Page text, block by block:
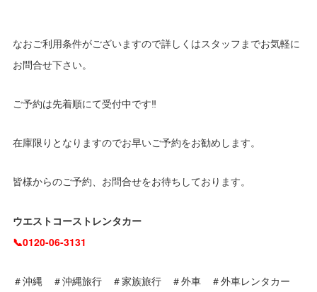
なおご利用条件がございますので詳しくはスタッフまでお気軽に
お問合せ下さい。
ご予約は先着順にて受付中です‼
在庫限りとなりますのでお早いご予約をお勧めします。
皆様からのご予約、お問合せをお待ちしております。
ウエストコーストレンタカー
📞0120-06-3131
＃沖縄 ＃沖縄旅行 ＃家族旅行 ＃外車 ＃外車レンタカー